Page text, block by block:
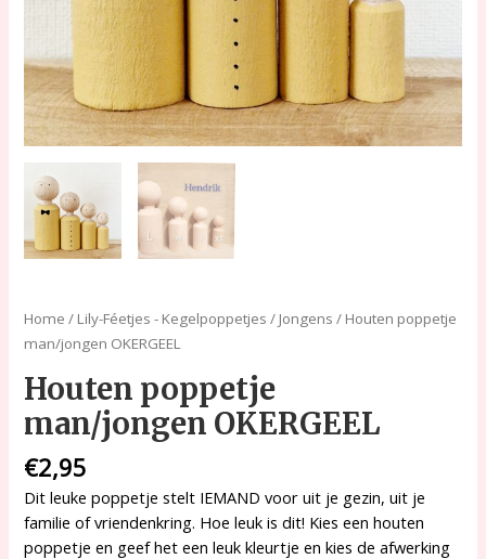
Home / Lily-Féetjes - Kegelpoppetjes / Jongens / Houten poppetje
man/jongen OKERGEEL
Houten poppetje
man/jongen OKERGEEL
€2,95
Dit leuke poppetje stelt IEMAND voor uit je gezin, uit je
familie of vriendenkring. Hoe leuk is dit! Kies een houten
poppetje en geef het een leuk kleurtje en kies de afwerking